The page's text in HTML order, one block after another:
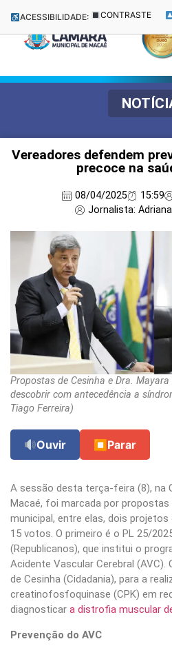
ACESSIBILIDADE: CONTRASTE
Vereadores defendem
precoce na
08/04/2025 15:59
Jornalista:
Propostas de Cesinha e Dra.
descobrir com antecedência a
Tiago Ferreira)
Ouvir ⏹ Parar
A sessão desta terça-feira (8), na
Macaé, foi marcada por propostas
municipal, entre elas, dois
15 votos. O primeiro é o PL 25/
(Republicanos), que institui o
Acidente Vascular Cerebral (AVC).
de Cesinha (Cidadania), para a
creatinofosfoquinase (CPK) em
diagnosticar a distrofia muscular
Prevenção do AVC